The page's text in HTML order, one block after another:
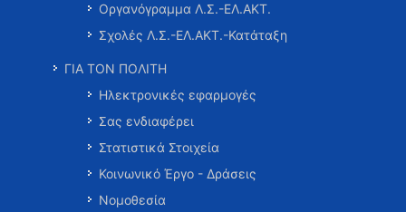
Οργανόγραμμα Λ.Σ.-ΕΛ.ΑΚΤ.
Σχολές Λ.Σ.-ΕΛ.ΑΚΤ.-Κατάταξη
ΓΙΑ ΤΟΝ ΠΟΛΙΤΗ
Ηλεκτρονικές εφαρμογές
Σας ενδιαφέρει
Στατιστικά Στοιχεία
Κοινωνικό Έργο - Δράσεις
Νομοθεσία